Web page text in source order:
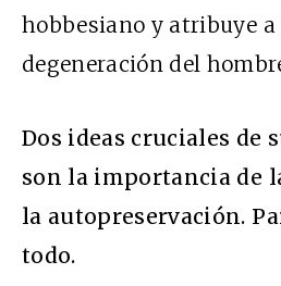
hobbesiano y atribuye
degeneración del
Dos ideas cruciales de
son la importancia de
la autopreservación.
todo.